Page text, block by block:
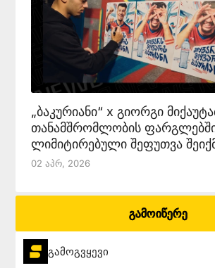
„ბაკურიანი“ x გიორგი
თანამშრომლობის
ლიმიტირებული შეფუთვა
02 Აპრ, 2026
გამოიწერე
გამოგვყევი